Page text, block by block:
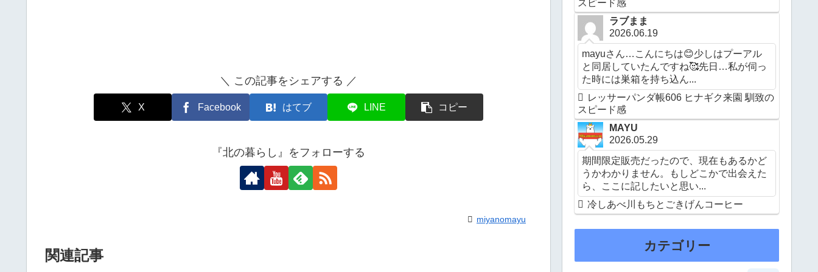
＼ この記事をシェアする ／
X Facebook はてブ LINE コピー
『北の暮らし』をフォローする
miyanomayu
関連記事
スピード感
ラブまま
2026.06.19
mayuさん…こんにちは😊少しはプーアル
と同居していたんですね🥰先日…私が伺っ
た時には巣箱を持ち込ん...
レッサーパンダ帳606 ヒナギク来園 馴致の
スピード感
MAYU
2026.05.29
期間限定販売だったので、現在もあるかど
うかわかりません。もしどこかで出会えた
ら、ここに記したいと思い...
冷しあべ川もちとごきげんコーヒー
カテゴリー